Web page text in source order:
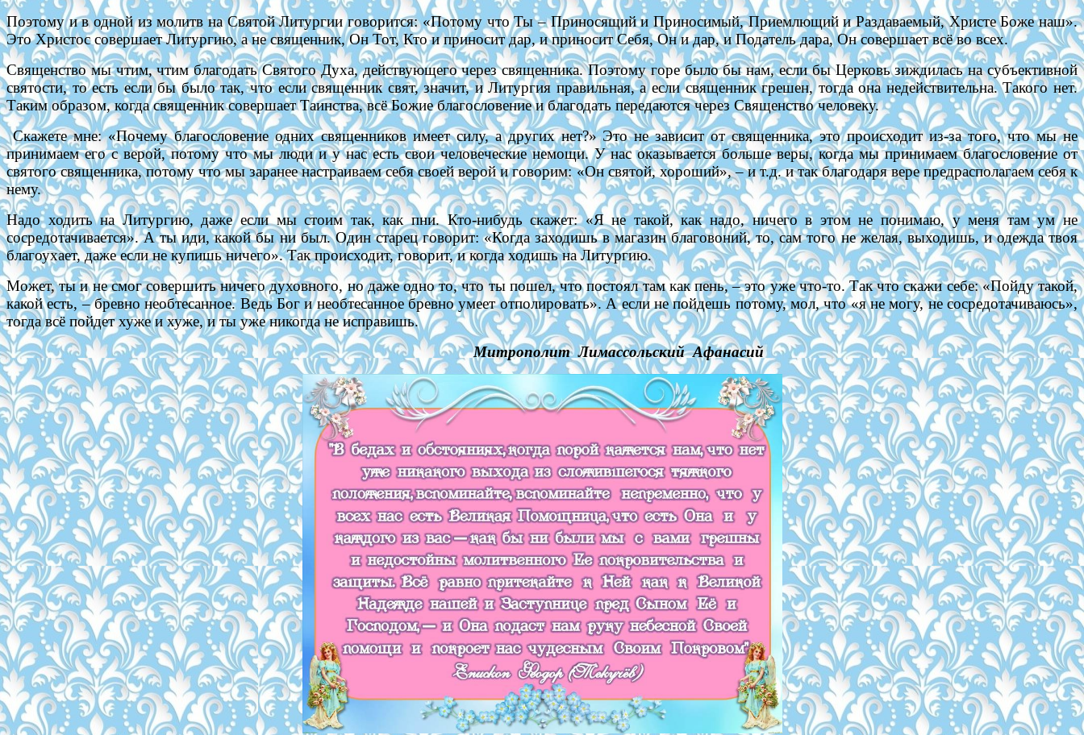
Поэтому и в одной из молитв на Святой Литургии говорится: «Потому что Ты – Приносящий и Приносимый, Приемлющий и Раздаваемый, Христе Боже наш».
Это Христос совершает Литургию, а не священник, Он Тот, Кто и приносит дар, и приносит Себя, Он и дар, и Податель дара, Он совершает всё во всех.
Священство мы чтим, чтим благодать Святого Духа, действующего через священника. Поэтому горе было бы нам, если бы Церковь зиждилась на субъективной
святости, то есть если бы было так, что если священник свят, значит, и Литургия правильная, а если священник грешен, тогда она недействительна. Такого нет.
Таким образом, когда священник совершает Таинства, всё Божие благословение и благодать передаются через Священство человеку.
Скажете мне: «Почему благословение одних священников имеет силу, а других нет?» Это не зависит от священника, это происходит из-за того, что мы не
принимаем его с верой, потому что мы люди и у нас есть свои человеческие немощи. У нас оказывается больше веры, когда мы принимаем благословение от
святого священника, потому что мы заранее настраиваем себя своей верой и говорим: «Он святой, хороший», – и т.д. и так благодаря вере предрасполагаем себя к
нему.
Надо ходить на Литургию, даже если мы стоим так, как пни. Кто-нибудь скажет: «Я не такой, как надо, ничего в этом не понимаю, у меня там ум не
сосредотачивается». А ты иди, какой бы ни был. Один старец говорит: «Когда заходишь в магазин благовоний, то, сам того не желая, выходишь, и одежда твоя
благоухает, даже если не купишь ничего». Так происходит, говорит, и когда ходишь на Литургию.
Может, ты и не смог совершить ничего духовного, но даже одно то, что ты пошел, что постоял там как пень, – это уже что-то. Так что скажи себе: «Пойду такой,
какой есть, – бревно необтесанное. Ведь Бог и необтесанное бревно умеет отполировать». А если не пойдешь потому, мол, что «я не могу, не сосредотачиваюсь»,
тогда всё пойдет хуже и хуже, и ты уже никогда не исправишь.
Митрополит Лимассольский Афанасий